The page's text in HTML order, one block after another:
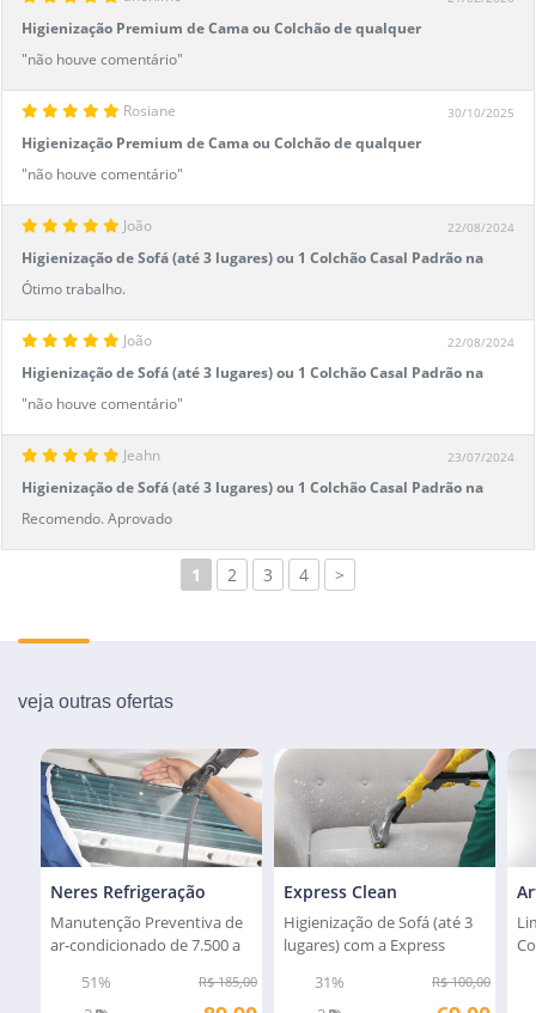
Higienização Premium de Cama ou Colchão de qualquer
tamanho na Master Clean
"não houve comentário"
Rosiane 30/10/2025
Higienização Premium de Cama ou Colchão de qualquer
tamanho na Master Clean
"não houve comentário"
João 22/08/2024
Higienização de Sofá (até 3 lugares) ou 1 Colchão Casal Padrão na
Master Clean
Ótimo trabalho.
João 22/08/2024
Higienização de Sofá (até 3 lugares) ou 1 Colchão Casal Padrão na
Master Clean
"não houve comentário"
Jeahn 23/07/2024
Higienização de Sofá (até 3 lugares) ou 1 Colchão Casal Padrão na
Master Clean
Recomendo. Aprovado
1 2 3 4 >
veja outras ofertas
Neres Refrigeração
Manutenção Preventiva de
ar-condicionado de 7.500 a
51% R$ 185,00
Express Clean
Higienização de Sofá (até 3
lugares) com a Express
31% R$ 100,00